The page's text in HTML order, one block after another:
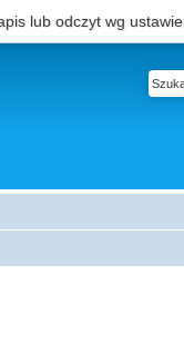
lub odczyt wg